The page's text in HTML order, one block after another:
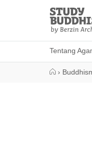
Study
Buddhism
Home
Tentang
›